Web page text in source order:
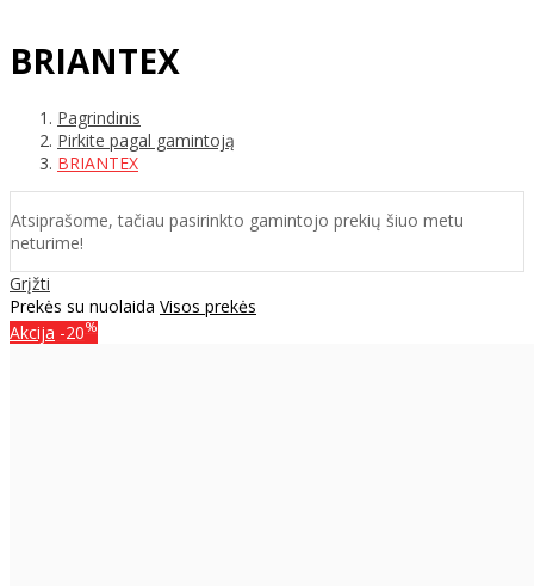
BRIANTEX
Pagrindinis
Pirkite pagal gamintoją
BRIANTEX
Atsiprašome, tačiau pasirinkto gamintojo prekių šiuo metu
neturime!
Grįžti
Prekės su nuolaida Visos prekės
Akcija -20%